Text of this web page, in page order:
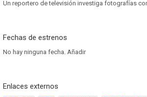
Un reportero de televisión investiga fotografías
Fechas de estrenos
No hay ninguna fecha. Añadir
Enlaces externos